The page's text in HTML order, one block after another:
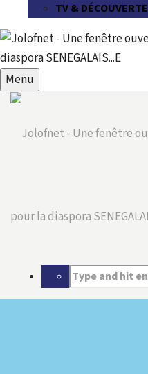
TV & DÉCOUVERTE
Menu